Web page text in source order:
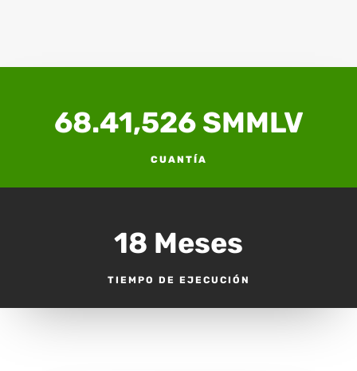
68.41,526 SMMLV
CUANTÍA
18 Meses
TIEMPO DE EJECUCIÓN